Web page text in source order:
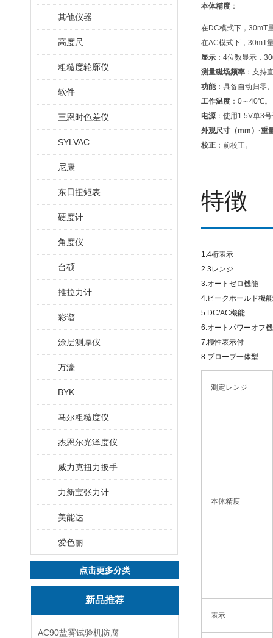
其他仪器
高度尺
粗糙度轮廓仪
软件
三恩时色差仪
SYLVAC
尼康
东日扭矩表
硬度计
角度仪
台硕
推拉力计
彩谱
涂层测厚仪
万濠
BYK
马尔粗糙度仪
杰恩尔光泽度仪
威力克扭力扳手
力新宝张力计
美能达
爱色丽
点击更多分类
新品推荐
AC90盐雾试验机防腐
本体精度 ：
在DC模式下，30mT
在AC模式下，30mT
显示 ：4位数显示，
测量磁场频率 ：支持
功能：具备自动归零
工作温度 ：0～40℃。
电源：使用1.5V单3
外观尺寸（mm）·重
校正 ：前校正。
特徴
1.4桁表示
2.3レンジ
3.オートゼロ機能
4.ピークホールド機能
5.DC/AC機能
6.オートパワーオフ
7.極性表示付
8.プローブ一体型
測定レンジ
本体精度
表示